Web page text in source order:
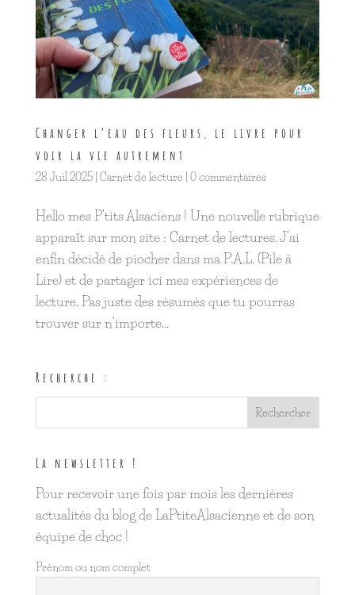
Changer l’eau des fleurs, le livre pour
voir la vie autrement
28 Juil 2025| Carnet de lecture 0 commentaires
Hello mes P’tits Alsaciens ! Une nouvelle rubrique
apparaît sur mon site : Carnet de lectures. J’ai
enfin décidé de piocher dans ma P.A.L. (Pile à
Lire) et de partager ici mes expériences de
lecture. Pas juste des résumés que tu pourras
trouver sur n’importe...
Recherche :
La newsletter !
Pour recevoir une fois par mois les dernières
actualités du blog de LaPtiteAlsacienne et de son
équipe de choc !
Prénom ou nom complet